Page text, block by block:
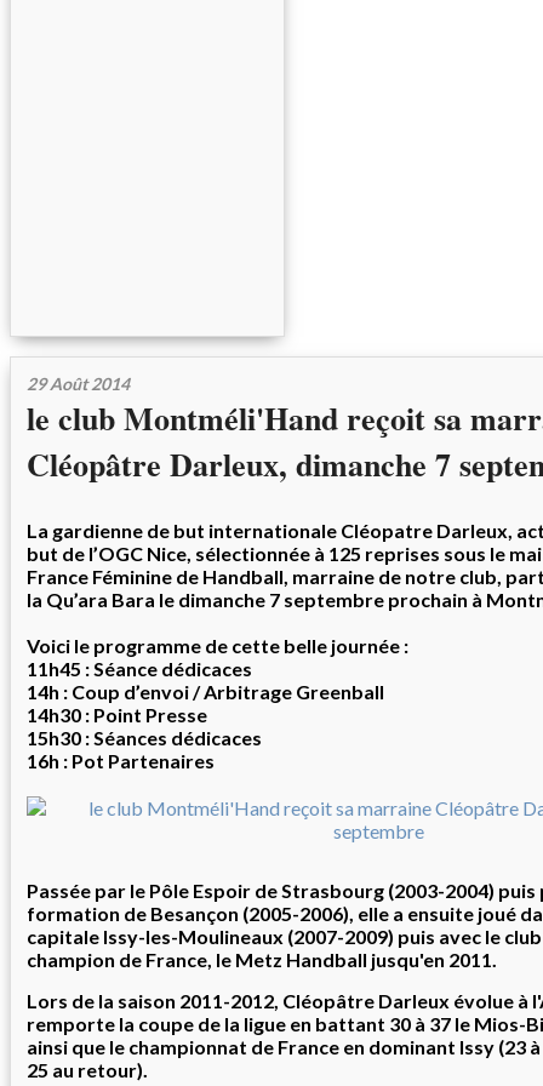
29 Août 2014
le club Montméli'Hand reçoit sa
Cléopâtre Darleux, dimanche 7
La gardienne de but internationale Cléopatre Darleux,
but de l’OGC Nice, sélectionnée à 125 reprises sous le
France Féminine de Handball, marraine de notre club,
la Qu’ara Bara le dimanche 7 septembre prochain à
Voici le programme de cette belle journée :
11h45 : Séance dédicaces
14h : Coup d’envoi / Arbitrage Greenball
14h30 : Point Presse
15h30 : Séances dédicaces
16h : Pot Partenaires
Passée par le Pôle Espoir de Strasbourg (2003-2004)
formation de Besançon (2005-2006), elle a ensuite joué
capitale Issy-les-Moulineaux (2007-2009) puis avec le
champion de France, le Metz Handball jusqu'en 2011.
Lors de la saison 2011-2012, Cléopâtre Darleux évolue à l'
remporte la coupe de la ligue en battant 30 à 37 le Mios-
ainsi que le championnat de France en dominant Issy (23
25 au retour).